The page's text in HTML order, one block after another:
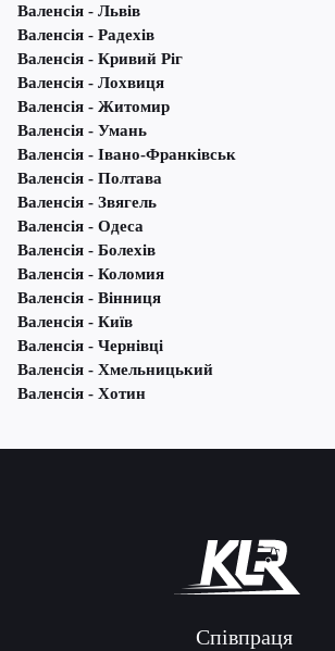
Валенсія - Львів
Валенсія - Радехів
Валенсія - Кривий Ріг
Валенсія - Лохвиця
Валенсія - Житомир
Валенсія - Умань
Валенсія - Івано-Франківськ
Валенсія - Полтава
Валенсія - Звягель
Валенсія - Одеса
Валенсія - Болехів
Валенсія - Коломия
Валенсія - Вінниця
Валенсія - Київ
Валенсія - Чернівці
Валенсія - Хмельницький
Валенсія - Хотин
Співпраця